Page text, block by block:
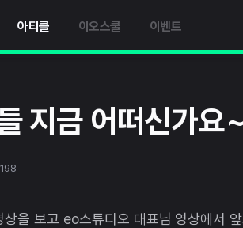
아티클 이오스쿨 이벤트
지금 어떠신가요
198
상을 보고 eo스튜디오 대표님 영상에서